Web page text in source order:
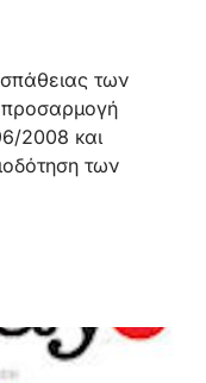
των
προσαρμογή
2008 και
των